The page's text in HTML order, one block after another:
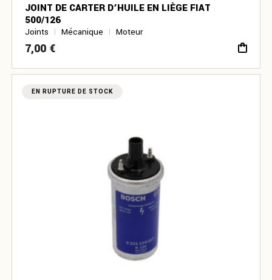
JOINT DE CARTER D’HUILE EN LIÈGE FIAT
500/126
Joints Mécanique Moteur
7,00 €
EN RUPTURE DE STOCK